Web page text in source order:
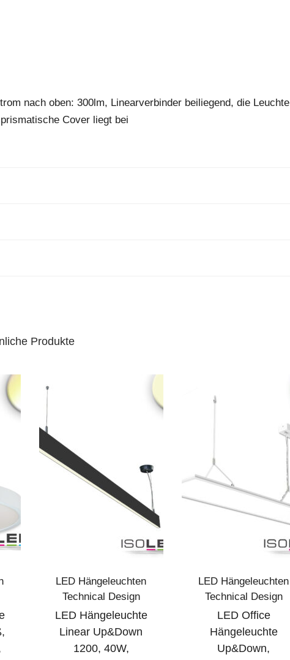
nach oben: 300lm, Linearverbinder beiliegend, die Leuchte
Cover liegt bei
Produkte
LED Hängeleuchten
Technical Design
LED Hängeleuchte
Linear Up&Down
1200, 40W,
LED Hängeleuchten
Technical Design
LED Office
Hängeleuchte
Up&Down,